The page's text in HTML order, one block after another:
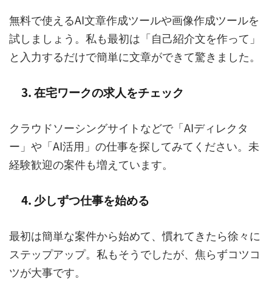
無料で使えるAI文章作成ツールや画像作成ツールを
試しましょう。私も最初は「自己紹介文を作って」
と入力するだけで簡単に文章ができて驚きました。
3. 在宅ワークの求人をチェック
クラウドソーシングサイトなどで「AIディレクタ
ー」や「AI活用」の仕事を探してみてください。未
経験歓迎の案件も増えています。
4. 少しずつ仕事を始める
最初は簡単な案件から始めて、慣れてきたら徐々に
ステップアップ。私もそうでしたが、焦らずコツコ
ツが大事です。